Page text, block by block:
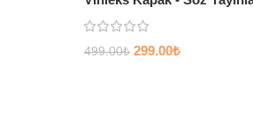
499.00₺ 299.00₺